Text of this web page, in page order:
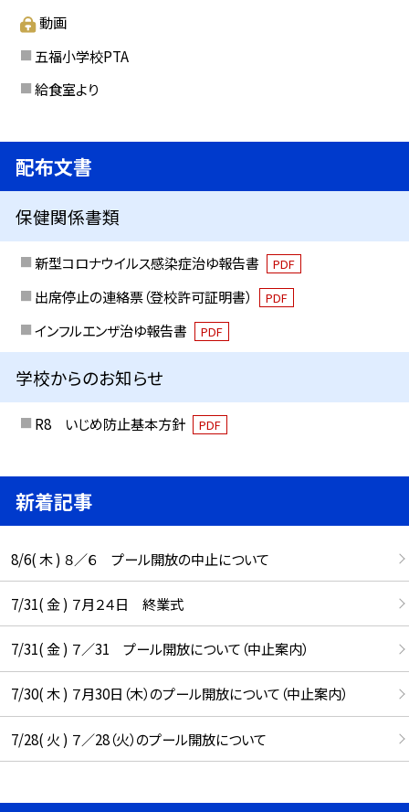
動画
五福小学校PTA
給食室より
配布文書
保健関係書類
新型コロナウイルス感染症治ゆ報告書 PDF
出席停止の連絡票（登校許可証明書） PDF
インフルエンザ治ゆ報告書 PDF
学校からのお知らせ
R8 いじめ防止基本方針 PDF
新着記事
8/6( 木 ) ８／６ プール開放の中止について
7/31( 金 ) ７月２４日 終業式
7/31( 金 ) ７／31 プール開放について（中止案内）
7/30( 木 ) ７月30日（木）のプール開放について（中止案内）
7/28( 火 ) ７／28（火）のプール開放について